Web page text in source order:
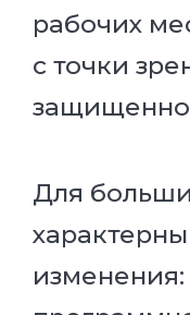
рабочих
с точки
Для
изменения: